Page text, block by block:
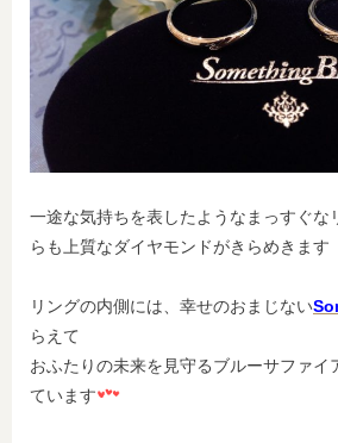
一途な気持ちを表したようなまっすぐな
らも上質なダイヤモンドがきらめきます
リングの内側には、幸せのおまじない
らえて
おふたりの未来を見守るブルーサファイ
ています